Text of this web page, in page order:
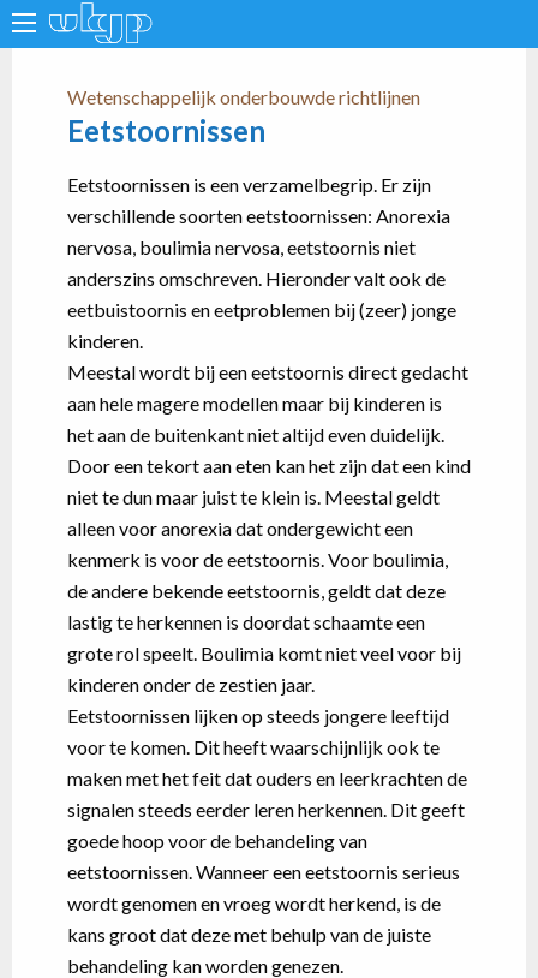
Wetenschappelijk onderbouwde richtlijnen
Eetstoornissen
Eetstoornissen is een verzamelbegrip. Er zijn
verschillende soorten eetstoornissen: Anorexia
nervosa, boulimia nervosa, eetstoornis niet
anderszins omschreven. Hieronder valt ook de
eetbuistoornis en eetproblemen bij (zeer) jonge
kinderen.
Meestal wordt bij een eetstoornis direct gedacht
aan hele magere modellen maar bij kinderen is
het aan de buitenkant niet altijd even duidelijk.
Door een tekort aan eten kan het zijn dat een kind
niet te dun maar juist te klein is. Meestal geldt
alleen voor anorexia dat ondergewicht een
kenmerk is voor de eetstoornis. Voor boulimia,
de andere bekende eetstoornis, geldt dat deze
lastig te herkennen is doordat schaamte een
grote rol speelt. Boulimia komt niet veel voor bij
kinderen onder de zestien jaar.
Eetstoornissen lijken op steeds jongere leeftijd
voor te komen. Dit heeft waarschijnlijk ook te
maken met het feit dat ouders en leerkrachten de
signalen steeds eerder leren herkennen. Dit geeft
goede hoop voor de behandeling van
eetstoornissen. Wanneer een eetstoornis serieus
wordt genomen en vroeg wordt herkend, is de
kans groot dat deze met behulp van de juiste
behandeling kan worden genezen.